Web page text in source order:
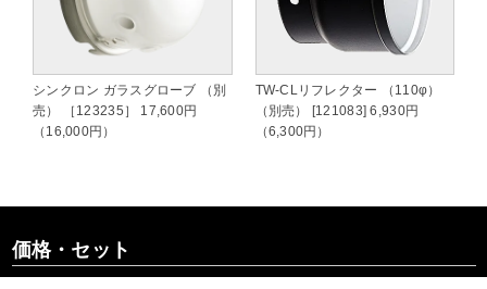
シンクロン ガラスグローブ （別
売） ［123235］ 17,600円
（16,000円）
TW-CLリフレクター （110φ）
（別売） [121083] 6,930円
（6,300円）
価格・セット